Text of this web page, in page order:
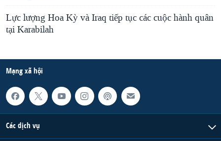
Lực lượng Hoa Kỳ và Iraq tiếp tục các cuộc hành quân
tại Karabilah
Mạng xã hội
Các dịch vụ